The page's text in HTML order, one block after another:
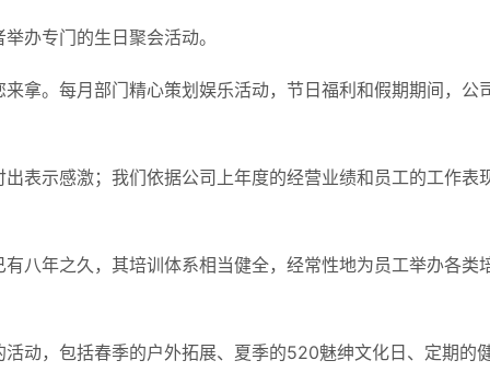
办专门的生日聚会活动。
拿。每月部门精心策划娱乐活动，节日福利和假期期间，公
表示感激；我们依据公司上年度的经营业绩和员工的工作表
八年之久，其培训体系相当健全，经常性地为员工举办各类
动，包括春季的户外拓展、夏季的520魅绅文化日、定期的